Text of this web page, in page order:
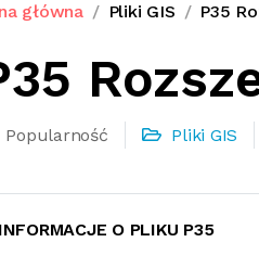
główna Pliki GIS P35
Popularność Pliki GIS
INFORMACJE O PLIKU P35